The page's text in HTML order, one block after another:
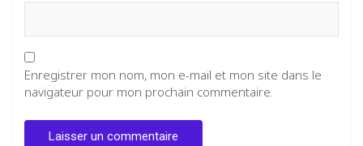
Enregistrer mon nom, mon e-mail et mon site dans le
navigateur pour mon prochain commentaire.